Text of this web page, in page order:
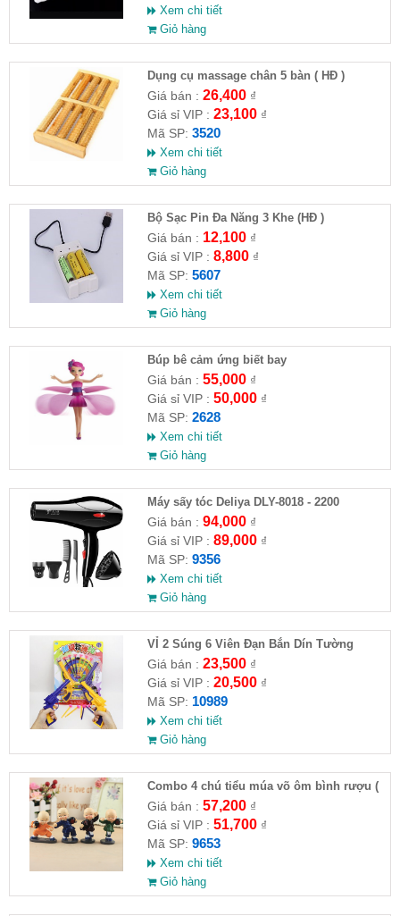
Xem chi tiết
Giỏ hàng
Dụng cụ massage chân 5 bàn ( HĐ )
Giá bán : 26,400₫
Giá sỉ VIP : 23,100₫
Mã SP: 3520
Xem chi tiết
Giỏ hàng
Bộ Sạc Pin Đa Năng 3 Khe (HĐ )
Giá bán : 12,100₫
Giá sỉ VIP : 8,800₫
Mã SP: 5607
Xem chi tiết
Giỏ hàng
​Búp bê cảm ứng biết bay
Giá bán : 55,000₫
Giá sỉ VIP : 50,000₫
Mã SP: 2628
Xem chi tiết
Giỏ hàng
Máy sấy tóc Deliya DLY-8018 - 2200
Giá bán : 94,000₫
Giá sỉ VIP : 89,000₫
Mã SP: 9356
Xem chi tiết
Giỏ hàng
VỈ 2 Súng 6 Viên Đạn Bắn Dín Tường
Giá bán : 23,500₫
Giá sỉ VIP : 20,500₫
Mã SP: 10989
Xem chi tiết
Giỏ hàng
Combo 4 chú tiểu múa võ ôm bình rượu (
HĐ )
Giá bán : 57,200₫
Giá sỉ VIP : 51,700₫
Mã SP: 9653
Xem chi tiết
Giỏ hàng